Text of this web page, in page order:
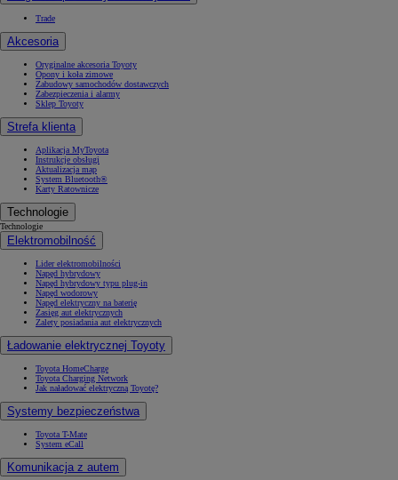
Trade
Akcesoria
Oryginalne akcesoria Toyoty
Opony i koła zimowe
Zabudowy samochodów dostawczych
Zabezpieczenia i alarmy
Sklep Toyoty
Strefa klienta
Aplikacja MyToyota
Instrukcje obsługi
Aktualizacja map
System Bluetooth®
Karty Ratownicze
Technologie
Technologie
Elektromobilność
Lider elektromobilności
Napęd hybrydowy
Napęd hybrydowy typu plug-in
Napęd wodorowy
Napęd elektryczny na baterię
Zasięg aut elektrycznych
Zalety posiadania aut elektrycznych
Ładowanie elektrycznej Toyoty
Toyota HomeCharge
Toyota Charging Network
Jak naładować elektryczną Toyotę?
Systemy bezpieczeństwa
Toyota T-Mate
System eCall
Komunikacja z autem